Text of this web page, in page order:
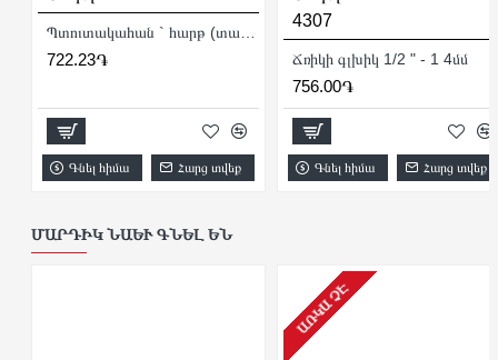
Պտուտակահան ` հարթ (տափակ ) SL 6.5 x 38
722.23֏
Գնել հիմա Հարց տվեք
4307
Ճռիկի գլխիկ 1/2 " - 1 4մմ
756.00֏
Գնել հիմա Հարց տվեք
ՄԱՐԴԻԿ ՆԱԵՒ ԳՆԵԼ ԵՆ
ԱՌԿԱ ՉԷ